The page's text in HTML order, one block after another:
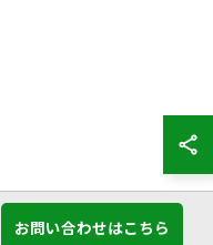
お問い合わせはこちら